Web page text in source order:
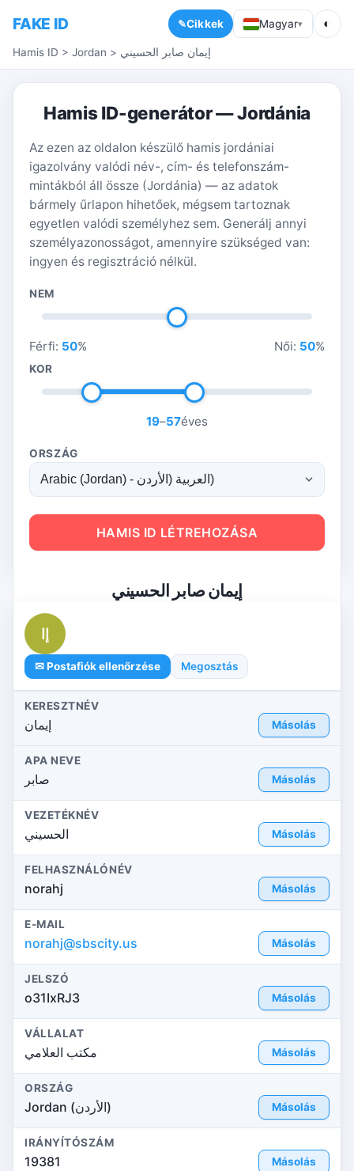
FAKE ID Cikkek Magyar▾ ◐
Hamis ID > Jordan > إيمان صابر الحسيني
Hamis ID-generátor — Jordánia
Az ezen az oldalon készülő hamis jordániai
igazolvány valódi név-, cím- és telefonszám-
mintákból áll össze (Jordánia) — az adatok
bármely űrlapon hihetőek, mégsem tartoznak
egyetlen valódi személyhez sem. Generálj annyi
személyazonosságot, amennyire szükséged van:
ingyen és regisztráció nélkül.
NEM
Férfi: 50% Női: 50%
KOR
19–57éves
ORSZÁG
HAMIS ID LÉTREHOZÁSA
إيمان صابر الحسيني
إا
✉ Postafiók ellenőrzése Megosztás
KERESZTNÉV
إيمان Másolás
APA NEVE
صابر Másolás
VEZETÉKNÉV
الحسيني Másolás
FELHASZNÁLÓNÉV
norahj Másolás
E-MAIL
norahj@sbscity.us Másolás
JELSZÓ
o31IxRJ3 Másolás
VÁLLALAT
مكتب العلامي Másolás
ORSZÁG
Jordan (الأردن) Másolás
IRÁNYÍTÓSZÁM
19381 Másolás